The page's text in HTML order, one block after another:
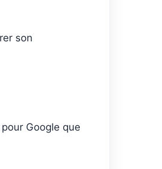
son
Google que